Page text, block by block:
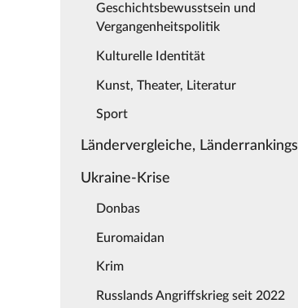
Geschichtsbewusstsein und
Vergangenheitspolitik
Kulturelle Identität
Kunst, Theater, Literatur
Sport
Ländervergleiche, Länderrankings
Ukraine-Krise
Donbas
Euromaidan
Krim
Russlands Angriffskrieg seit 2022